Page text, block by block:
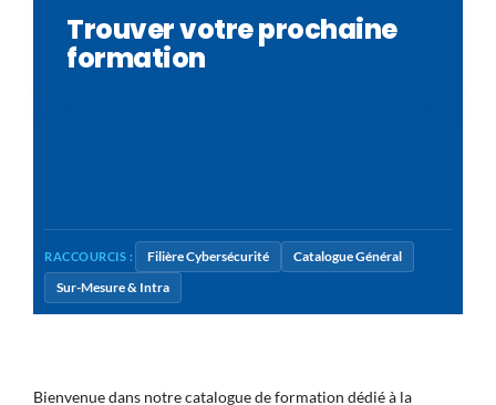
Trouver votre prochaine
formation
RACCOURCIS : Filière Cybersécurité
Catalogue Général
Sur-Mesure & Intra
Bienvenue dans notre catalogue de formation dédié à la